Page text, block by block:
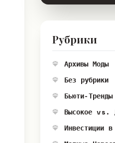
Рубрики
Архивы Моды
Без рубрики
Бьюти-Тренды
Высокое vs.
Инвестиции